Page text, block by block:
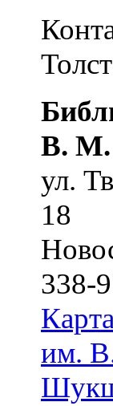
В.
ул.
18
338-
Карта
им.